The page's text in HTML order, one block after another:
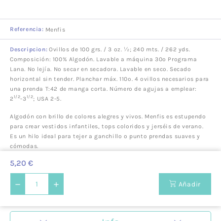
Referencia: Menfis
Descripcion: Ovillos de 100 grs. / 3 oz. ½; 240 mts. / 262 yds.
Composición: 100% Algodón. Lavable a máquina 30º Programa
Lana. No lejía. No secar en secadora. Lavable en seco. Secado
horizontal sin tender. Planchar máx. 110º. 4 ovillos necesarios para
una prenda T:42 de manga corta. Número de agujas a emplear:
2 1/2-31/2; USA 2-5.
Algodón con brillo de colores alegres y vivos. Menfis es estupendo
para crear vestidos infantiles, tops coloridos y jerséis de verano.
Es un hilo ideal para tejer a ganchillo o punto prendas suaves y
cómodas.
5,20 €
Añadir